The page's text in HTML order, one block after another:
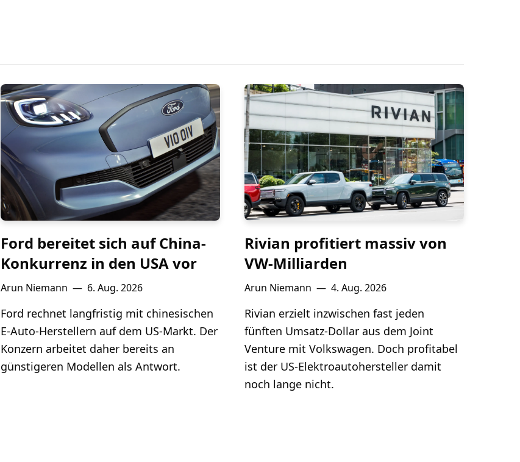
Ford bereitet sich auf China-
Konkurrenz in den USA vor
Arun Niemann — 6. Aug. 2026
Ford rechnet langfristig mit chinesischen
E-Auto-Herstellern auf dem US-Markt. Der
Konzern arbeitet daher bereits an
günstigeren Modellen als Antwort.
Rivian profitiert massiv von
VW-Milliarden
Arun Niemann — 4. Aug. 2026
Rivian erzielt inzwischen fast jeden
fünften Umsatz-Dollar aus dem Joint
Venture mit Volkswagen. Doch profitabel
ist der US-Elektroautohersteller damit
noch lange nicht.